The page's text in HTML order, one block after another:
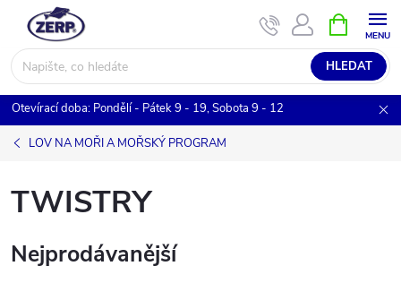
obsah
HLEDAT
NÁKUPNÍ
KOŠÍK
Otevírací doba: Pondělí - Pátek 9 - 19, Sobota 9 - 12
LOV NA MOŘI A MOŘSKÝ PROGRAM
TWISTRY
Nejprodávanější